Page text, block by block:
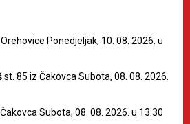
Ponedjeljak, 10. 08. 2026. u
st. 85 iz Čakovca Subota, 08. 08. 2026.
Subota, 08. 08. 2026. u 13:30